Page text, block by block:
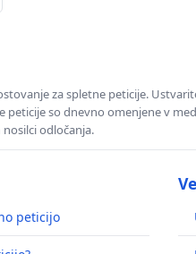
za spletne peticije.
peticije so dnevno omenjene v
odločanja.
peticijo